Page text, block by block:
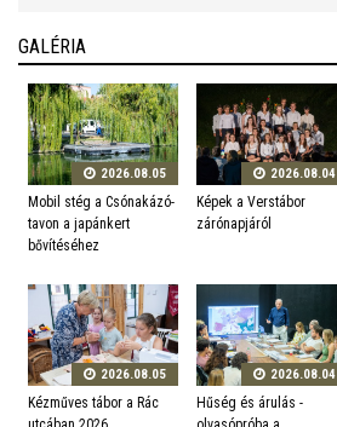
GALÉRIA
2026.08.05
Mobil stég a Csónakázó-
tavon a japánkert
bővítéséhez
2026.08.05
Kézműves tábor a Rác
2026.08.04
Képek a Verstábor
zárónapjáról
2026.08.04
Hűség és árulás -